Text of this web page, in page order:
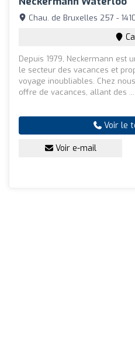
Chau. de Bruxelles 257 -
Depuis 1979, Neckermann est
le secteur des vacances et
voyage inoubliables. Chez
offre de vacances, allant des ...
Voir le
Voir e-mail